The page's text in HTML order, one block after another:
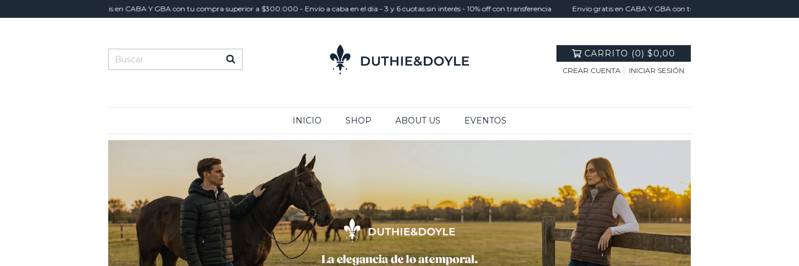
Envío gratis en CABA Y GBA con tu compra superior a $300.000 - Envío a caba en el dia - 3 y 6 cuotas sin interés - 10% off con transferencia Envío gratis en CABA Y GBA con tu compra superior a $300.000 -
CARRITO (0) $0,00
CREAR CUENTA INICIAR SESIÓN
INICIO SHOP ABOUT US EVENTOS